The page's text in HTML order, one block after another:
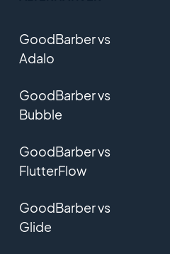
GoodBarber vs
Adalo
GoodBarber vs
Bubble
GoodBarber vs
FlutterFlow
GoodBarber vs
Glide